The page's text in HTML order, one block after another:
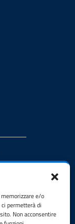
e/o
permetterà di
Non acconsentire